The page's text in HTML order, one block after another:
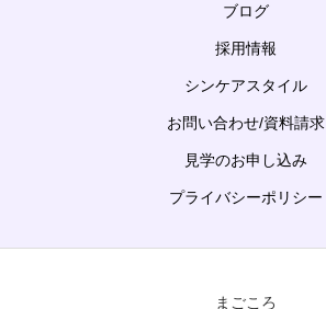
ブログ
採用情報
シンケアスタイル
お問い合わせ/資料請求
見学のお申し込み
プライバシーポリシー
まごころ